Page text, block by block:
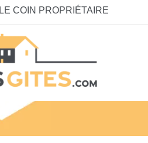
LE COIN PROPRIÉTAIRE